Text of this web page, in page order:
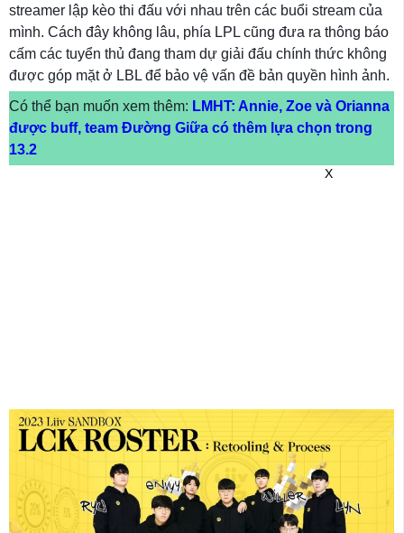
streamer lập kèo thi đấu với nhau trên các buổi stream của
mình. Cách đây không lâu, phía LPL cũng đưa ra thông báo
cấm các tuyển thủ đang tham dự giải đấu chính thức không
được góp mặt ở LBL để bảo vệ vấn đề bản quyền hình ảnh.
Có thể bạn muốn xem thêm: LMHT: Annie, Zoe và Orianna
được buff, team Đường Giữa có thêm lựa chọn trong
13.2
X